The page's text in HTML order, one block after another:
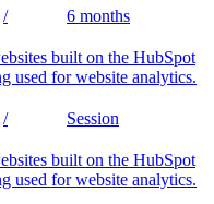
/ 6 months
built on the HubSpot
used for website analytics.
/ Session
built on the HubSpot
used for website analytics.